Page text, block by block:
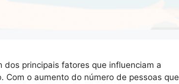
principais fatores que influenciam a
o aumento do número de pessoas que